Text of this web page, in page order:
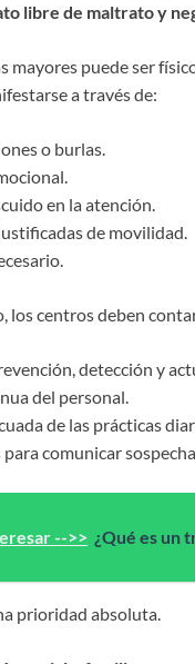
libre de maltrato y
mayores puede ser
a través de:
o burlas.
en la atención.
de movilidad.
los centros deben
detección y
del personal.
de las prácticas
comunicar
-->> ¿Qué es un
prioridad absoluta.